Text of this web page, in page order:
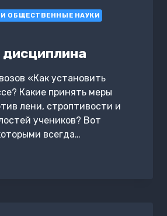
ОБЩЕСТВЕННЫЕ НАУКИ
«Как установить
Какие принять меры
лени, строптивости и
учеников? Вот
всегда…